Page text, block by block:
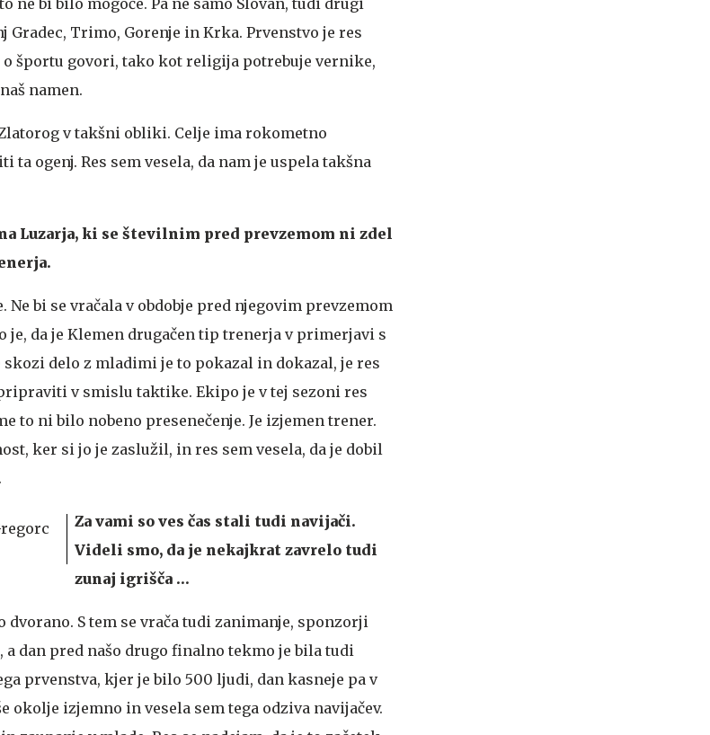
Trimo, Gorenje in Krka. Prvenstvo je res
o športu govori, tako kot religija potrebuje vernike,
namen.
v takšni obliki. Celje ima rokometno
ogenj. Res sem vesela, da nam je uspela takšna
Luzarja, ki se številnim pred prevzemom ni zdel
Ne bi se vračala v obdobje pred njegovim prevzemom
je, da je Klemen drugačen tip trenerja v primerjavi s
delo z mladimi je to pokazal in dokazal, je res
v smislu taktike. Ekipo je v tej sezoni res
to ni bilo nobeno presenečenje. Je izjemen trener.
ker si jo je zaslužil, in res sem vesela, da je dobil
Za vami so ves čas stali tudi navijači.
Videli smo, da je nekajkrat zavrelo tudi
zunaj igrišča …
S tem se vrača tudi zanimanje, sponzorji
a dan pred našo drugo finalno tekmo je bila tudi
prvenstva, kjer je bilo 500 ljudi, dan kasneje pa v
okolje izjemno in vesela sem tega odziva navijačev.